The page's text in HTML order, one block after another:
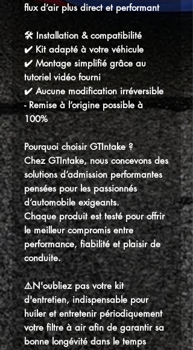
flux d’air plus direct et performant
🛠️ Installation & compatibilité
✔️ Kit adapté à votre véhicule
✔️ Montage simplifié grâce au
tutoriel vidéo fourni
✔️ Aucune modification irréversible
-Remise à l’origine possible à
100%
Pourquoi choisir GTIntake ?
Chez GTIntake, nous concevons des
solutions d’admission performantes
pensées pour les passionnés
d’automobile exigeants.
Chaque produit est testé pour offrir
le meilleur compromis entre
performance, fiabilité et plaisir de
conduite.
⚠️N'oubliez pas votre kit
d'entretien, indispensable pour
huiler et entretenir périodiquement
votre filtre à air afin de garantir sa
bonne longévité dans le temps